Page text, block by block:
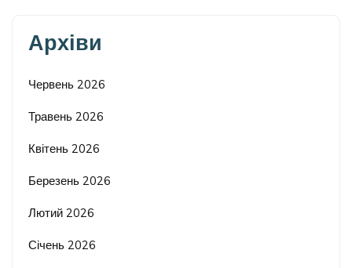
Архіви
Червень 2026
Травень 2026
Квітень 2026
Березень 2026
Лютий 2026
Січень 2026